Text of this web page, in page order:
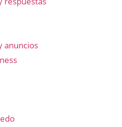
anuncios